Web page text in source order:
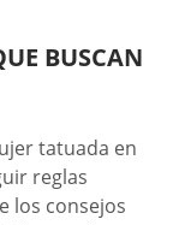
BUSCAN
tatuada en
reglas
los consejos